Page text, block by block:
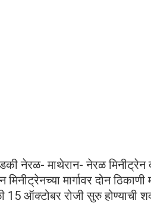
नेरळ- माथेरान- नेरळ
मार्गावर दोन
15 ऑक्टोबर रोजी सुरु होण्याची